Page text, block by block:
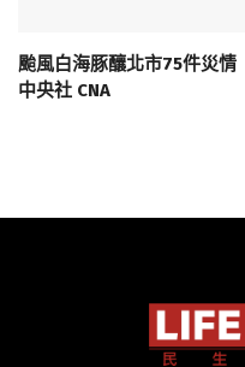
颱風白海豚釀北市75件災
中央社 CNA